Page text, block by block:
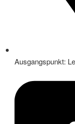
Ausgangspunkt: